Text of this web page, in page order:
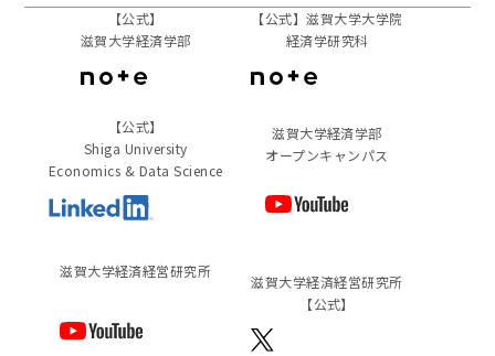
【公式】
滋賀大学経済学部
【公式】滋賀大学大学院
経済学研究科
【公式】
Shiga University
Economics & Data Science
滋賀大学経済学部
オープンキャンパス
滋賀⼤学経済経営研究所
滋賀⼤学経済経営研究所
【公式】